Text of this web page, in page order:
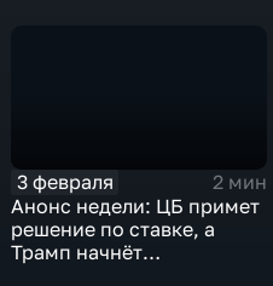
3 февраля
2 мин
Анонс недели: ЦБ примет
решение по ставке, а
Трамп начнёт